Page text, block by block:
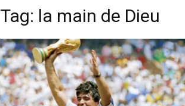
Tag: la main de Dieu